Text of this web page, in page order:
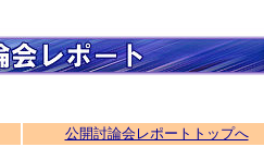
公開討論会レポートトップへ